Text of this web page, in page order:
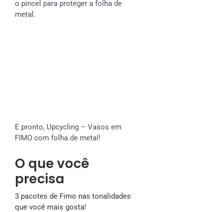
o pincel para proteger a folha de
metal.
E pronto, Upcycling – Vasos em
FIMO com folha de metal!
O que você
precisa
3 pacotes de Fimo nas tonalidades
que você mais gosta!